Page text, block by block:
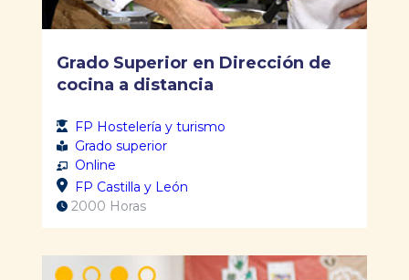
Grado Superior en Dirección de
cocina a distancia
FP Hostelería y turismo
Grado superior
Online
FP Castilla y León
2000 Horas